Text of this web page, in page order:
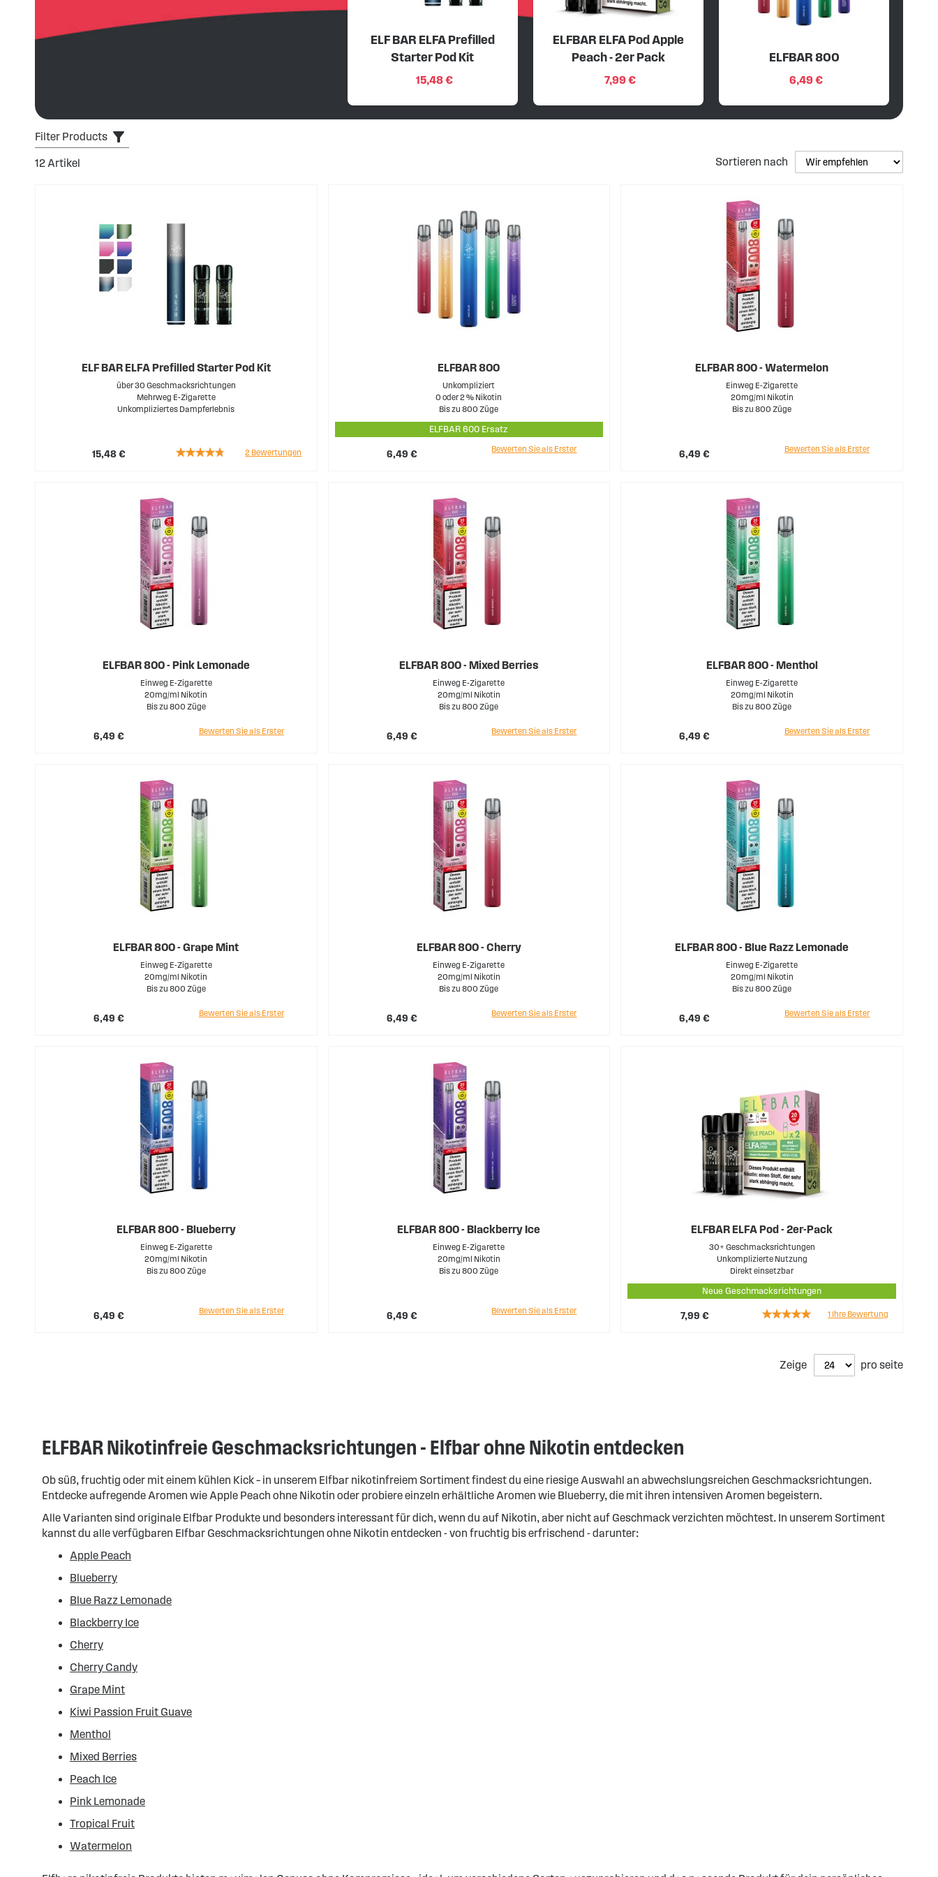
ELF BAR ELFA Prefilled
Starter Pod Kit
15,48 €
ELFBAR ELFA Pod Apple
Peach - 2er Pack
7,99 €
ELFBAR 800
6,49 €
Filter Products
12 Artikel Sortieren nach
ELF BAR ELFA Prefilled Starter Pod Kit
über 30 Geschmacksrichtungen
Mehrweg E-Zigarette
Unkompliziertes Dampferlebnis
15,48 €
Rating:
2 Bewertungen
ELFBAR 800
Unkompliziert
0 oder 2 % Nikotin
Bis zu 800 Züge
ELFBAR 600 Ersatz
6,49 €
Bewerten Sie als Erster
ELFBAR 800 - Watermelon
Einweg E-Zigarette
20mg/ml Nikotin
Bis zu 800 Züge
6,49 €
Bewerten Sie als Erster
ELFBAR 800 - Pink Lemonade
Einweg E-Zigarette
20mg/ml Nikotin
Bis zu 800 Züge
6,49 €
Bewerten Sie als Erster
ELFBAR 800 - Mixed Berries
Einweg E-Zigarette
20mg/ml Nikotin
Bis zu 800 Züge
6,49 €
Bewerten Sie als Erster
ELFBAR 800 - Menthol
Einweg E-Zigarette
20mg/ml Nikotin
Bis zu 800 Züge
6,49 €
Bewerten Sie als Erster
ELFBAR 800 - Grape Mint
Einweg E-Zigarette
20mg/ml Nikotin
Bis zu 800 Züge
6,49 €
Bewerten Sie als Erster
ELFBAR 800 - Cherry
Einweg E-Zigarette
20mg/ml Nikotin
Bis zu 800 Züge
6,49 €
Bewerten Sie als Erster
ELFBAR 800 - Blue Razz Lemonade
Einweg E-Zigarette
20mg/ml Nikotin
Bis zu 800 Züge
6,49 €
Bewerten Sie als Erster
ELFBAR 800 - Blueberry
Einweg E-Zigarette
20mg/ml Nikotin
Bis zu 800 Züge
6,49 €
Bewerten Sie als Erster
ELFBAR 800 - Blackberry Ice
Einweg E-Zigarette
20mg/ml Nikotin
Bis zu 800 Züge
6,49 €
Bewerten Sie als Erster
ELFBAR ELFA Pod - 2er-Pack
30+ Geschmacksrichtungen
Unkomplizierte Nutzung
Direkt einsetzbar
Neue Geschmacksrichtungen
7,99 €
Rating:
1 Ihre Bewertung
Zeige pro seite
ELFBAR Nikotinfreie Geschmacksrichtungen - Elfbar ohne Nikotin entdecken
Ob süß, fruchtig oder mit einem kühlen Kick – in unserem Elfbar nikotinfreiem Sortiment findest du eine riesige Auswahl an abwechslungsreichen Geschmacksrichtungen.
Entdecke aufregende Aromen wie Apple Peach ohne Nikotin oder probiere einzeln erhältliche Aromen wie Blueberry, die mit ihren intensiven Aromen begeistern.
Alle Varianten sind originale Elfbar Produkte und besonders interessant für dich, wenn du auf Nikotin, aber nicht auf Geschmack verzichten möchtest. In unserem Sortiment
kannst du alle verfügbaren Elfbar Geschmacksrichtungen ohne Nikotin entdecken - von fruchtig bis erfrischend - darunter:
Apple Peach
Blueberry
Blue Razz Lemonade
Blackberry Ice
Cherry
Cherry Candy
Grape Mint
Kiwi Passion Fruit Guave
Menthol
Mixed Berries
Peach Ice
Pink Lemonade
Tropical Fruit
Watermelon